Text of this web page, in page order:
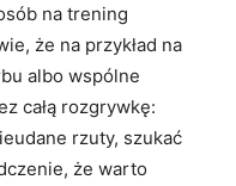
na trening
że na przykład na
albo wspólne
całą rozgrywkę:
rzuty, szukać
że warto